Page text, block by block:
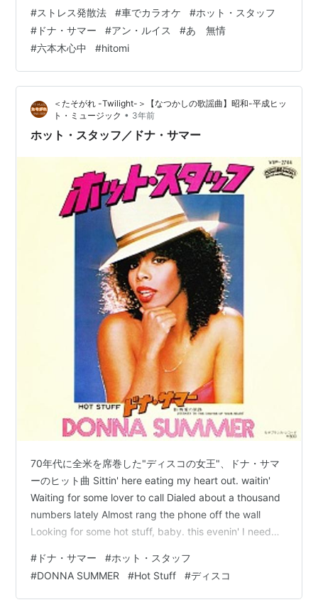
に余裕で接することができるように できるだけ距離をと
ろうと考えている中、 今年はやめようかと悩んだけれ
ど、両親と花見に出かけました。 その日は唯一、 何もな
い自由な一日で、 夫も飲み会だったので、 逃避行(笑)し
ようかと迷った末、お花見は毎年恒例だし、父親も体調
よさそうだし、 後から…
#ストレス発散法 #車でカラオケ #ホット・スタッフ
# ドナ・サマー #アン・ルイス #あゝ無情
#六本木心中 #hitomi
＜たそがれ -Twilight-＞【なつかしの歌謡曲】昭和-平成ヒッ
ト・ミュージック • 3年前
ホット・スタッフ／ドナ・サマー
70年代に全米を席巻した"ディスコの女王"、ドナ・サマ
ーのヒット曲 Sittin' here eating my heart out. waitin'
Waiting for some lover to call Dialed about a thousand
numbers lately Almost rang the phone off the wall
Looking for some hot stuff, baby. this evenin' I need
ル ホット・スタッフ アーチスト …
# ドナ・サマー #ホット・スタッフ
#DONNA SUMMER #Hot Stuff #ディスコ